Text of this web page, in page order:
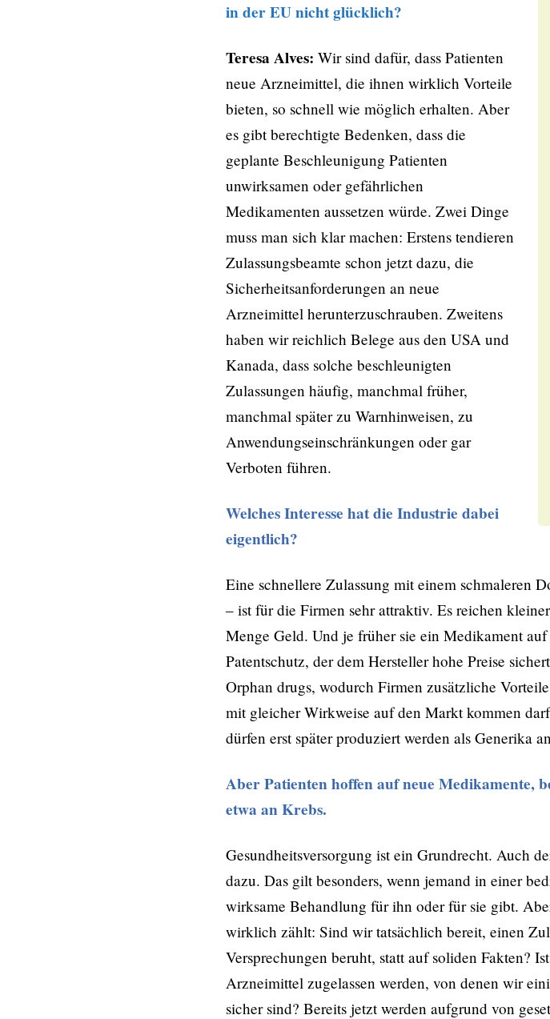
in der EU nicht glücklich?
Teresa Alves: Wir sind dafür, dass Patienten
neue Arzneimittel, die ihnen wirklich Vorteile
bieten, so schnell wie möglich erhalten. Aber
es gibt berechtigte Bedenken, dass die
geplante Beschleunigung Patienten
unwirksamen oder gefährlichen
Medikamenten aussetzen würde. Zwei Dinge
muss man sich klar machen: Erstens tendieren
Zulassungsbeamte schon jetzt dazu, die
Sicherheitsanforderungen an neue
Arzneimittel herunterzuschrauben. Zweitens
haben wir reichlich Belege aus den USA und
Kanada, dass solche beschleunigten
Zulassungen häufig, manchmal früher,
manchmal später zu Warnhinweisen, zu
Anwendungseinschränkungen oder gar
Verboten führen.
Welches Interesse hat die Industrie dabei
eigentlich?
Eine schnellere Zulassung mit einem schmaleren
– ist für die Firmen sehr attraktiv. Es reichen
Menge Geld. Und je früher sie ein Medikament
Patentschutz, der dem Hersteller hohe Preise
Orphan drugs, wodurch Firmen zusätzliche
mit gleicher Wirkweise auf den Markt kommen
dürfen erst später produziert werden als Generika
Aber Patienten hoffen auf neue Medikamente,
etwa an Krebs.
Gesundheitsversorgung ist ein Grundrecht. Auch
dazu. Das gilt besonders, wenn jemand in einer
wirksame Behandlung für ihn oder für sie gibt.
wirklich zählt: Sind wir tatsächlich bereit, einen
Versprechungen beruht, statt auf soliden Fakten?
Arzneimittel zugelassen werden, von denen wir
sicher sind? Bereits jetzt werden aufgrund von